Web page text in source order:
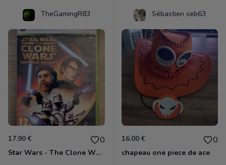
TheGamingR83
17.90 € 0
Star Wars - The Clone Wars - Les Héros De La République Xbox 360
Sébastien seb63
16.00 € 0
chapeau one piece de ace